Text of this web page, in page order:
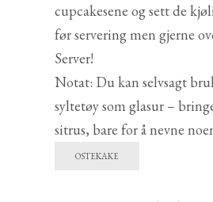
cupcakesene og sett de
før servering men gjerne
Server!
Notat: Du kan selvsagt
syltetøy som glasur –
sitrus, bare for å nevne
OSTEKAKE